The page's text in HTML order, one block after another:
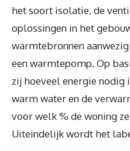
het soort isolatie, de
oplossingen in het
warmtebronnen
een warmtepomp. Op
zij hoeveel energie nodig
warm water en de
voor welk % de woning
Uiteindelijk wordt het